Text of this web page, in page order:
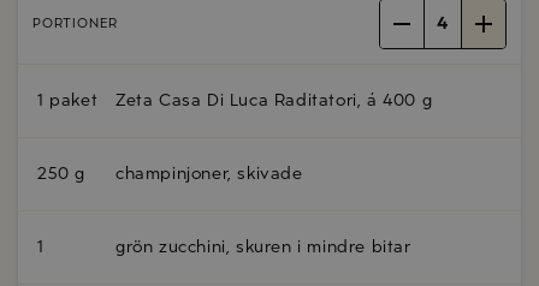
PORTIONER 4
1 paket Zeta Casa Di Luca Raditatori, á 400 g
250 g champinjoner, skivade
1 grön zucchini, skuren i mindre bitar